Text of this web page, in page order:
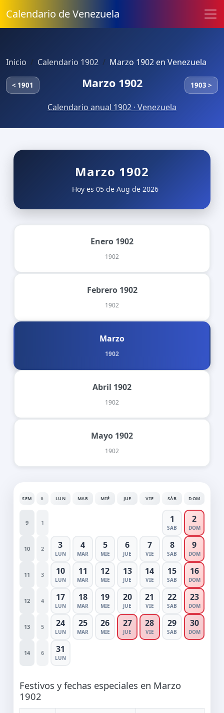
Calendario de Venezuela
Inicio Calendario 1902 Marzo 1902 en Venezuela
< 1901 Marzo 1902 1903 >
Calendario anual 1902 · Venezuela
Marzo 1902
Hoy es 05 de Aug de 2026
Enero 1902
1902
Febrero 1902
1902
Marzo
1902
Abril 1902
1902
Mayo 1902
1902
SEM # LUN MAR MIÉ JUE VIE SÁB DOM
9 1 1
SAB
2
DOM
10 2 3
LUN
4
MAR
5
MIE
6
JUE
7
VIE
8
SAB
9
DOM
11 3 10
LUN
11
MAR
12
MIE
13
JUE
14
VIE
15
SAB
16
DOM
12 4 17
LUN
18
MAR
19
MIE
20
JUE
21
VIE
22
SAB
23
DOM
13 5 24
LUN
25
MAR
26
MIE
27
JUE
28
VIE
29
SAB
30
DOM
14 6 31
LUN
Festivos y fechas especiales en Marzo
1902